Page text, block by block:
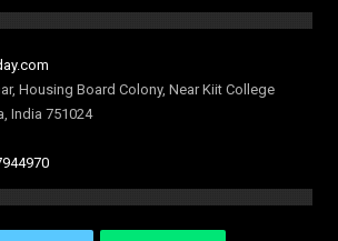
Housing Board Colony, Near Kiit College
India 751024